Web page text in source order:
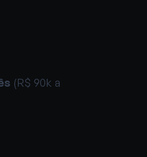
(R$ 90k a